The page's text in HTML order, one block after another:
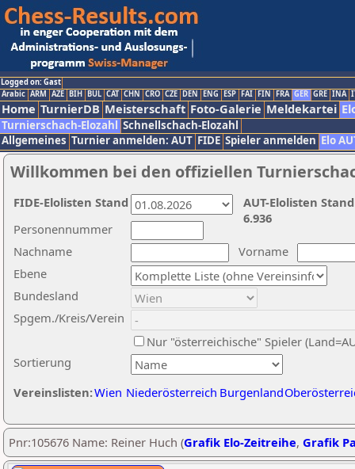
Logged on: Gast
Arabic ARM AZE BIH BUL CAT CHN CRO CZE DEN ENG ESP FAI FIN FRA GER GRE INA
Home TurnierDB Meisterschaft Foto-Galerie Meldekartei
Turnierschach-Elozahl Schnellschach-Elozahl
Allgemeines Turnier anmelden: AUT FIDE Spieler anmelden Elo
Willkommen bei den offiziellen
Nachname
Vorname
Ebene
Sortierung
Personennummer
Bundesland
Spgem./Kreis/Verein
Nur "österreichische" Spieler
Vereinslisten:Wien Niederösterreich Burgenland
AUT-Elolisten
6.936
FIDE-Elolisten Stand
Pnr:105676 Name: Reiner Huch (Grafik Elo-Zeitreihe, Grafik